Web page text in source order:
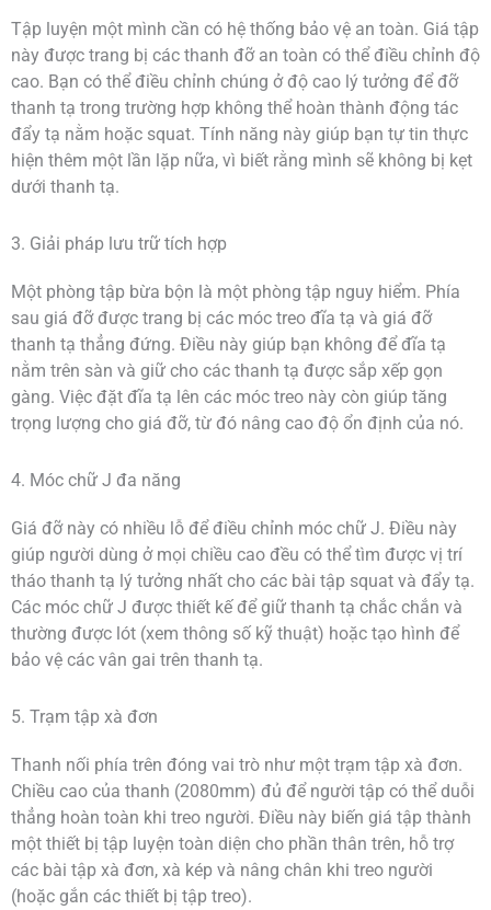
Tập luyện một mình cần có hệ thống bảo vệ an toàn. Giá tập
này được trang bị các thanh đỡ an toàn có thể điều chỉnh độ
cao. Bạn có thể điều chỉnh chúng ở độ cao lý tưởng để đỡ
thanh tạ trong trường hợp không thể hoàn thành động tác
đẩy tạ nằm hoặc squat. Tính năng này giúp bạn tự tin thực
hiện thêm một lần lặp nữa, vì biết rằng mình sẽ không bị kẹt
dưới thanh tạ.
3. Giải pháp lưu trữ tích hợp
Một phòng tập bừa bộn là một phòng tập nguy hiểm. Phía
sau giá đỡ được trang bị các móc treo đĩa tạ và giá đỡ
thanh tạ thẳng đứng. Điều này giúp bạn không để đĩa tạ
nằm trên sàn và giữ cho các thanh tạ được sắp xếp gọn
gàng. Việc đặt đĩa tạ lên các móc treo này còn giúp tăng
trọng lượng cho giá đỡ, từ đó nâng cao độ ổn định của nó.
4. Móc chữ J đa năng
Giá đỡ này có nhiều lỗ để điều chỉnh móc chữ J. Điều này
giúp người dùng ở mọi chiều cao đều có thể tìm được vị trí
tháo thanh tạ lý tưởng nhất cho các bài tập squat và đẩy tạ.
Các móc chữ J được thiết kế để giữ thanh tạ chắc chắn và
thường được lót (xem thông số kỹ thuật) hoặc tạo hình để
bảo vệ các vân gai trên thanh tạ.
5. Trạm tập xà đơn
Thanh nối phía trên đóng vai trò như một trạm tập xà đơn.
Chiều cao của thanh (2080mm) đủ để người tập có thể duỗi
thẳng hoàn toàn khi treo người. Điều này biến giá tập thành
một thiết bị tập luyện toàn diện cho phần thân trên, hỗ trợ
các bài tập xà đơn, xà kép và nâng chân khi treo người
(hoặc gắn các thiết bị tập treo).